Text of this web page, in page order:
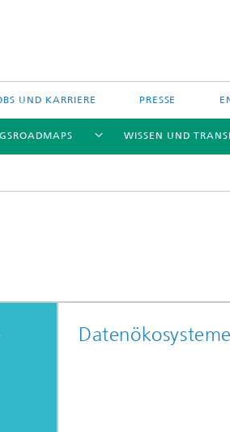
UND KARRIERE PRESSE
WISSEN UND
Datenökosysteme